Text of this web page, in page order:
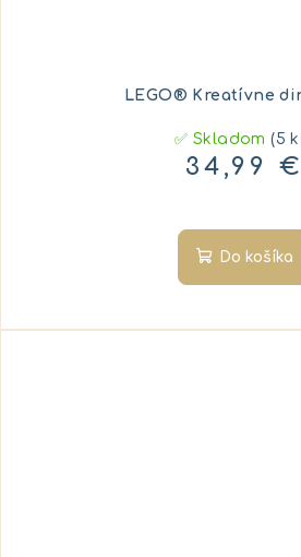
LEGO® Kreatívne
✅ Skladom(5
34,99 €
Do košíka